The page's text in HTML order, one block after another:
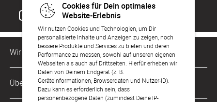
Cookies für Dein optimales
Website-Erlebnis
Wir nutzen Cookies und Technologien, um Dir
personalisierte Inhalte und Anzeigen zu zeigen, noch
bessere Produkte und Services zu bieten und deren
Performance zu messen, sowohl auf unseren eigenen
Webseiten als auch auf Drittseiten. Hierfür erheben wir
Daten von Deinem Endgerät (z. B.
Geräteinformationen, Browserdaten und Nutzer-ID).
Dazu kann es erforderlich sein, dass
personenbezogene Daten (zumindest Deine IP-
Wir sind für Dich da
Kundenservice-Hotline
0221 956 725 10
Mo. - Fr. von 9 bis 17 Uhr
Über Uns